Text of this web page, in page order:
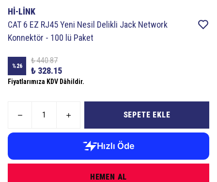
Hİ-LİNK
CAT 6 EZ RJ45 Yeni Nesil Delikli Jack Network
Konnektör - 100 lü Paket
%26
₺ 440.87
₺ 328.15
Fiyatlarımıza KDV Dâhildir.
SEPETE EKLE
HEMEN AL